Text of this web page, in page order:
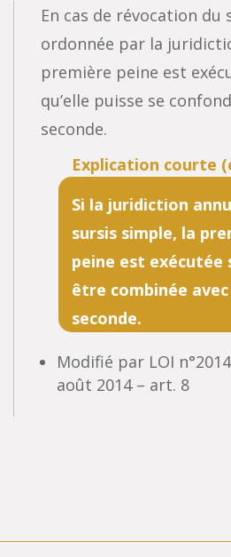
En cas de révocation du
ordonnée par la
première peine est
qu’elle puisse se
seconde.
Si la juridiction
sursis simple, la
peine est exécutée
être combinée
seconde.
Modifié par LOI
août 2014 – art. 8